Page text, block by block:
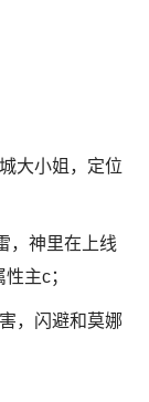
大小姐，定位
，神里在上线
主c；
，闪避和莫娜